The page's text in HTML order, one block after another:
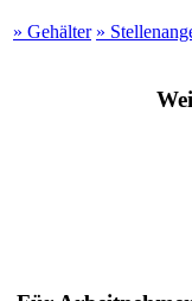
» Gehälter »